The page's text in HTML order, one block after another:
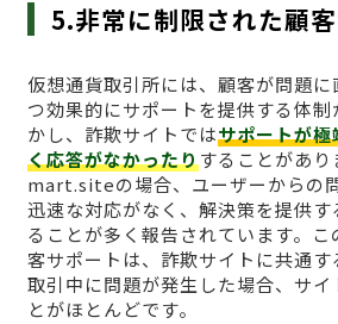
5.非常に制限された顧
仮想通貨取引所には、顧客が問題
つ効果的にサポートを提供する体制
かし、詐欺サイトではサポートが極
く応答がなかったりすることがあ
mart.siteの場合、ユーザーからの
迅速な対応がなく、解決策を提供
ることが多く報告されています。
客サポートは、詐欺サイトに共通す
取引中に問題が発生した場合、サイ
とがほとんどです。